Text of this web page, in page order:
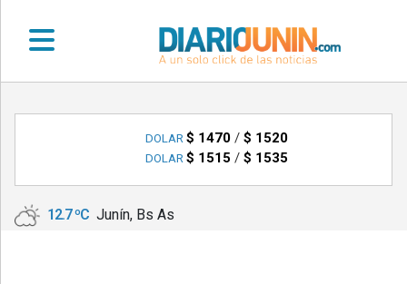
•
LOCALES
•
DOLAR $ 1470/ $ 1520
DOLAR $ 1515 / $ 1535
12.7 ºC Junín, Bs As